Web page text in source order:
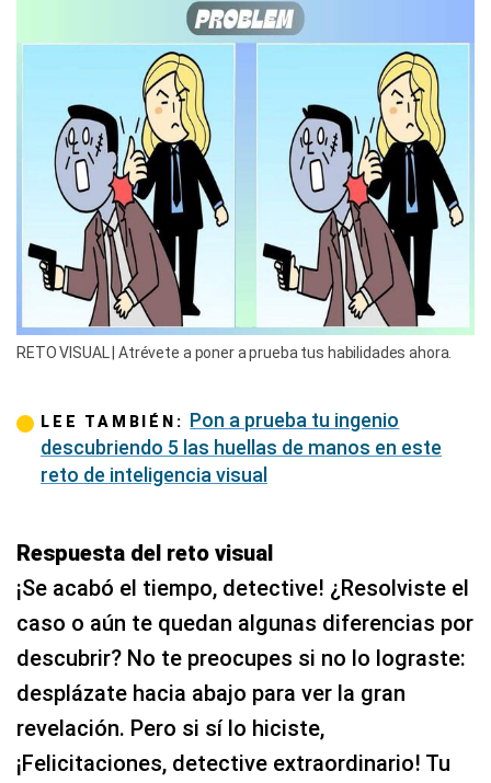
RETO VISUAL | Atrévete a poner a prueba tus habilidades ahora.
LEE TAMBIÉN: Pon a prueba tu ingenio
descubriendo 5 las huellas de manos en este
reto de inteligencia visual
Respuesta del reto visual
¡Se acabó el tiempo, detective! ¿Resolviste el
caso o aún te quedan algunas diferencias por
descubrir? No te preocupes si no lo lograste:
desplázate hacia abajo para ver la gran
revelación. Pero si sí lo hiciste,
¡Felicitaciones, detective extraordinario! Tu